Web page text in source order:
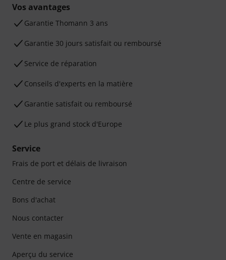
Vos avantages
Ga­ran­tie Thomann 3 ans
Garantie 30 jours satisfait ou remboursé
Service de réparation
Conseils d'experts en la matière
Garantie satisfait ou remboursé
Le plus grand stock d'Europe
Service
Frais de port et délais de livraison
Centre de service
Bons d'achat
Nous contacter
Vente en magasin
Aperçu du service